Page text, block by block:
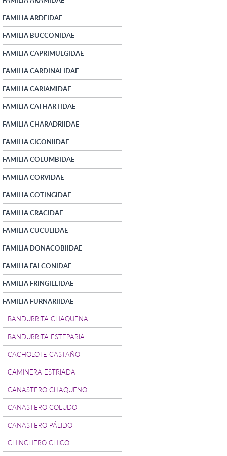
FAMILIA ARDEIDAE
FAMILIA BUCCONIDAE
FAMILIA CAPRIMULGIDAE
FAMILIA CARDINALIDAE
FAMILIA CARIAMIDAE
FAMILIA CATHARTIDAE
FAMILIA CHARADRIIDAE
FAMILIA CICONIIDAE
FAMILIA COLUMBIDAE
FAMILIA CORVIDAE
FAMILIA COTINGIDAE
FAMILIA CRACIDAE
FAMILIA CUCULIDAE
FAMILIA DONACOBIIDAE
FAMILIA FALCONIDAE
FAMILIA FRINGILLIDAE
FAMILIA FURNARIIDAE
BANDURRITA CHAQUEÑA
BANDURRITA ESTEPARIA
CACHOLOTE CASTAÑO
CAMINERA ESTRIADA
CANASTERO CHAQUEÑO
CANASTERO COLUDO
CANASTERO PÁLIDO
CHINCHERO CHICO